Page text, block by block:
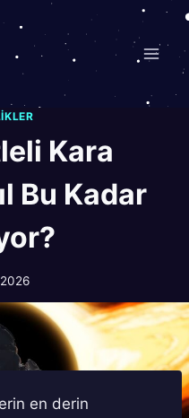
Kara
Bu Kadar
en derin